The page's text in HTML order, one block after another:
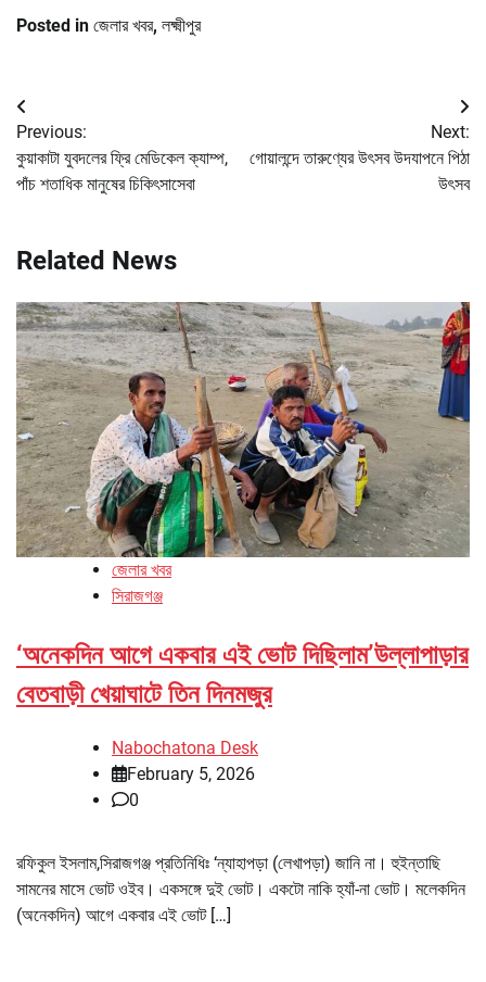
Posted in জেলার খবর, লক্ষ্মীপুর
Post
navigation
Previous:
কুয়াকাটা যুবদলের ফ্রি মেডিকেল ক্যাম্প,
পাঁচ শতাধিক মানুষের চিকিৎসাসেবা
Next:
গোয়ালন্দে তারুণ্যের উৎসব উদযাপনে পিঠা
উৎসব
Related News
জেলার খবর
সিরাজগঞ্জ
‘অনেকদিন আগে একবার এই ভোট দিছিলাম’উল্লাপাড়ার
বেতবাড়ী খেয়াঘাটে তিন দিনমজুর
Nabochatona Desk
February 5, 2026
0
রফিকুল ইসলাম,সিরাজগঞ্জ প্রতিনিধিঃ ‘ন্যাহাপড়া (লেখাপড়া) জানি না। হুইন্তাছি
সামনের মাসে ভোট ওইব। একসঙ্গে দুই ভোট। একটো নাকি হ্যাঁ-না ভোট। মলেকদিন
(অনেকদিন) আগে একবার এই ভোট […]